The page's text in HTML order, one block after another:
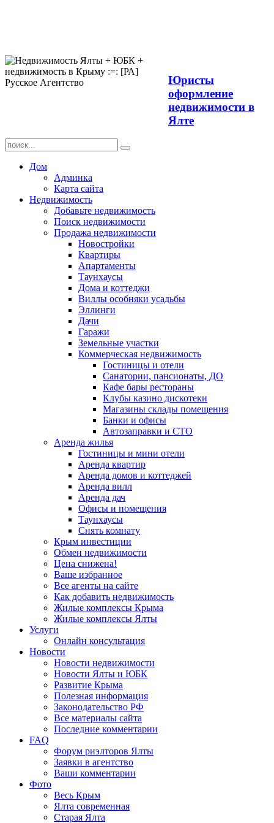
Юристы
оформление
недвижимости в
Ялте
Дом
Админка
Карта сайта
Недвижимость
Добавьте недвижимость
Поиск недвижимости
Продажа недвижимости
Новостройки
Квартиры
Апартаменты
Таунхаусы
Дома и коттеджи
Виллы особняки усадьбы
Эллинги
Дачи
Гаражи
Земельные участки
Коммерческая недвижимость
Гостиницы и отели
Санатории, пансионаты, ДО
Кафе бары рестораны
Клубы казино дискотеки
Магазины склады помещения
Банки и офисы
Автозаправки и СТО
Аренда жилья
Гостиницы и мини отели
Аренда квартир
Аренда домов и коттеджей
Аренда вилл
Аренда дач
Офисы и помещения
Таунхаусы
Снять комнату
Крым инвестиции
Обмен недвижимости
Цена снижена!
Ваше избранное
Все агенты на сайте
Как добавить недвижимость
Жилые комплексы Крыма
Жилые комплексы Ялты
Услуги
Онлайн консультация
Новости
Новости недвижимости
Новости Ялты и ЮБК
Развитие Крыма
Полезная информация
Законодательство РФ
Все материалы сайта
Последние комментарии
FAQ
Форум риэлторов Ялты
Заявки в агентство
Ваши комментарии
Фото
Весь Крым
Ялта современная
Старая Ялта